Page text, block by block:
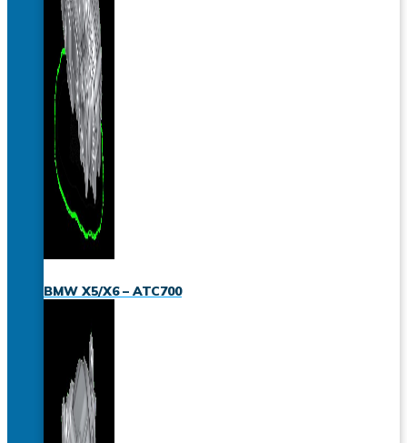
BMW X5/X6 – ATC700